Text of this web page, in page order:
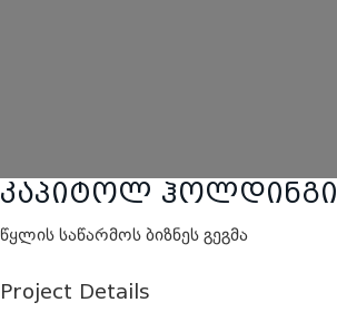
კაპიტოლ ჰოლდინგი
წყლის საწარმოს ბიზნეს გეგმა
Project Details